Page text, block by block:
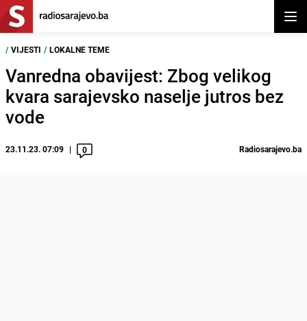
/ VIJESTI / LOKALNE TEME
Vanredna obavijest: Zbog velikog
kvara sarajevsko naselje jutros bez
vode
23.11.23. 07:09 0 Radiosarajevo.ba